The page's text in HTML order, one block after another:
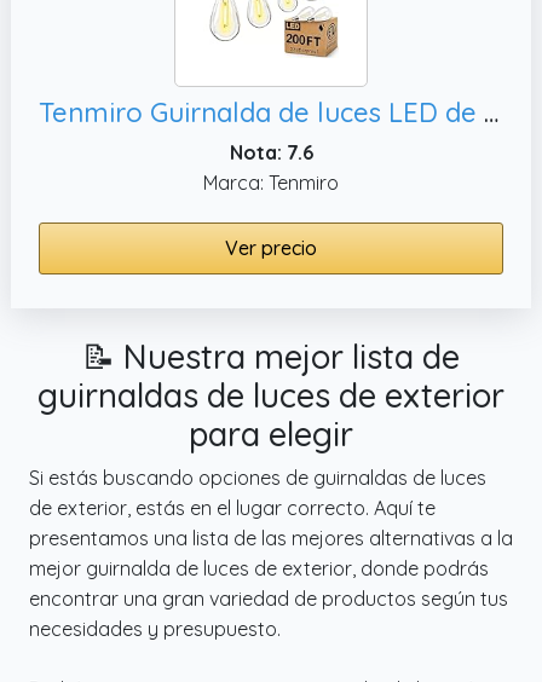
Tenmiro Guirnalda de luces LED de 200 pies para exteriores
Nota: 7.6
Marca: Tenmiro
Ver precio
📝 Nuestra mejor lista de
guirnaldas de luces de exterior
para elegir
Si estás buscando opciones de guirnaldas de luces
de exterior, estás en el lugar correcto. Aquí te
presentamos una lista de las mejores alternativas a la
mejor guirnalda de luces de exterior, donde podrás
encontrar una gran variedad de productos según tus
necesidades y presupuesto.